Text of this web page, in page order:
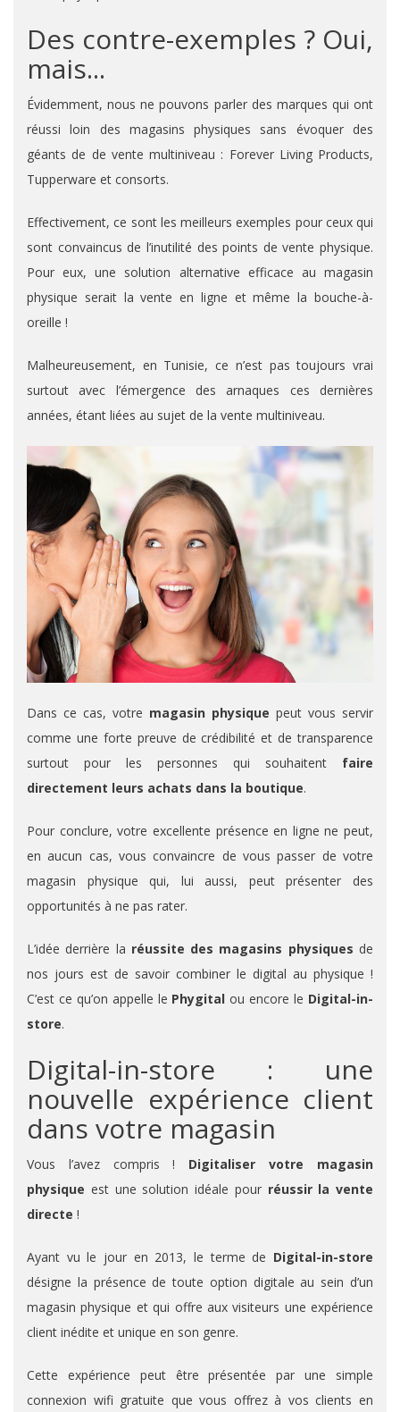
Des contre-exemples ? Oui,
mais...
Évidemment, nous ne pouvons parler des marques qui ont
réussi loin des magasins physiques sans évoquer des
géants de de vente multiniveau : Forever Living Products,
Tupperware et consorts.
Effectivement, ce sont les meilleurs exemples pour ceux qui
sont convaincus de l’inutilité des points de vente physique.
Pour eux, une solution alternative efficace au magasin
physique serait la vente en ligne et même la bouche-à-
oreille !
Malheureusement, en Tunisie, ce n’est pas toujours vrai
surtout avec l’émergence des arnaques ces dernières
années, étant liées au sujet de la vente multiniveau.
Dans ce cas, votre magasin physique peut vous servir
comme une forte preuve de crédibilité et de transparence
surtout pour les personnes qui souhaitent faire
directement leurs achats dans la boutique.
Pour conclure, votre excellente présence en ligne ne peut,
en aucun cas, vous convaincre de vous passer de votre
magasin physique qui, lui aussi, peut présenter des
opportunités à ne pas rater.
L’idée derrière la réussite des magasins physiques de
nos jours est de savoir combiner le digital au physique !
C’est ce qu’on appelle le Phygital ou encore le Digital-in-
store.
Digital-in-store : une
nouvelle expérience client
dans votre magasin
Vous l’avez compris ! Digitaliser votre magasin
physique est une solution idéale pour réussir la vente
directe !
Ayant vu le jour en 2013, le terme de Digital-in-store
désigne la présence de toute option digitale au sein d’un
magasin physique et qui offre aux visiteurs une expérience
client inédite et unique en son genre.
Cette expérience peut être présentée par une simple
connexion wifi gratuite que vous offrez à vos clients en